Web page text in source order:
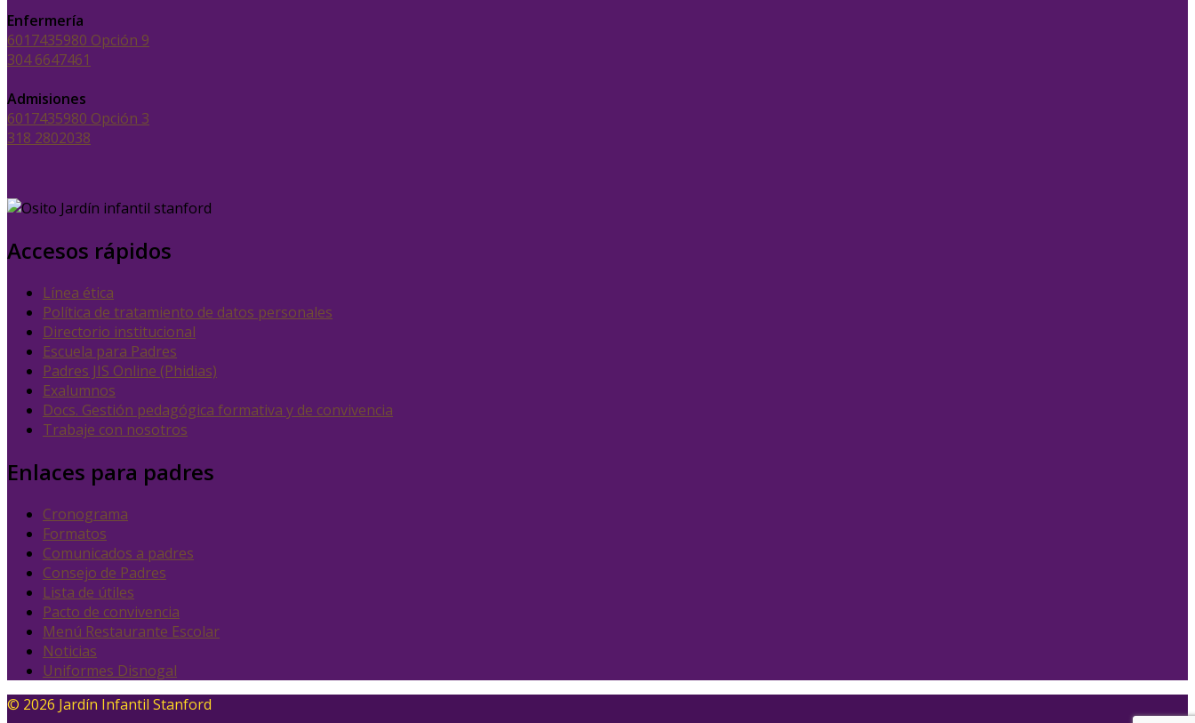
Enfermería
6017435980 Opción 9
304 6647461
Admisiones
6017435980 Opción 3
318 2802038
Accesos rápidos
Línea ética
Política de tratamiento de datos personales
Directorio institucional
Escuela para Padres
Padres JIS Online (Phidias)
Exalumnos
Docs. Gestión pedagógica formativa y de convivencia
Trabaje con nosotros
Enlaces para padres
Cronograma
Formatos
Comunicados a padres
Consejo de Padres
Lista de útiles
Pacto de convivencia
Menú Restaurante Escolar
Noticias
Uniformes Disnogal
© 2026 Jardín Infantil Stanford